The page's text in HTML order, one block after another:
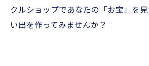
クルショップであなたの「お宝」を
い出を作ってみませんか？